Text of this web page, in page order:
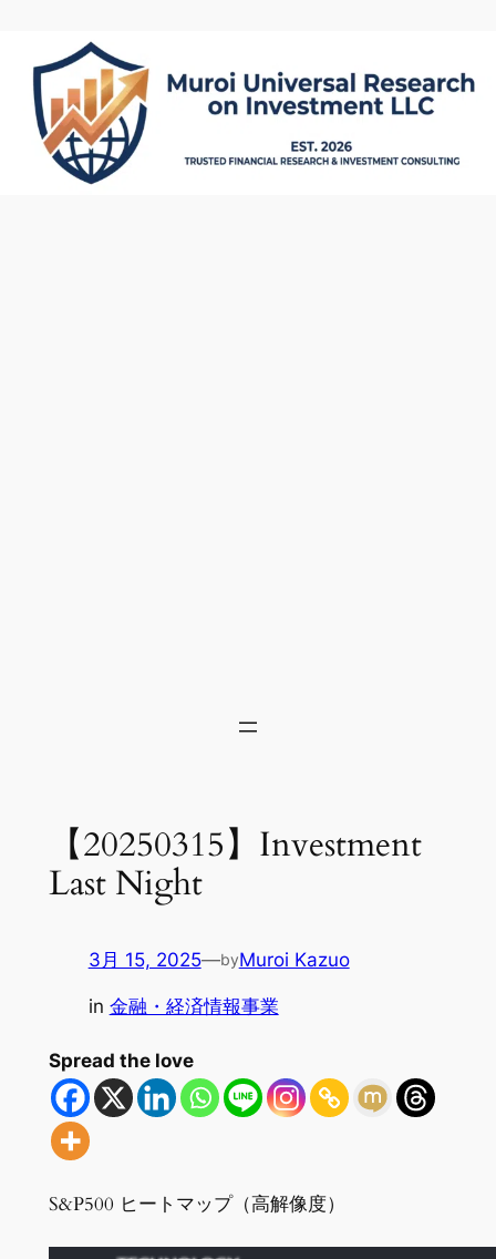
【20250315】Investment
Last Night
3月 15, 2025—byMuroi Kazuo
in 金融・経済情報事業
Spread the love
S&P500 ヒートマップ（高解像度）